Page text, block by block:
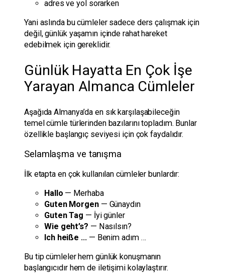
adres ve yol sorarken
Yani aslında bu cümleler sadece ders çalışmak için
değil, günlük yaşamın içinde rahat hareket
edebilmek için gereklidir.
Günlük Hayatta En Çok İşe
Yarayan Almanca Cümleler
Aşağıda Almanya’da en sık karşılaşabileceğin
temel cümle türlerinden bazılarını topladım. Bunlar
özellikle başlangıç seviyesi için çok faydalıdır.
Selamlaşma ve tanışma
İlk etapta en çok kullanılan cümleler bunlardır:
Hallo — Merhaba
Guten Morgen— Günaydın
Guten Tag — İyi günler
Wie geht’s? — Nasılsın?
Ich heiße …— Benim adım …
Bu tip cümleler hem günlük konuşmanın
başlangıcıdır hem de iletişimi kolaylaştırır.